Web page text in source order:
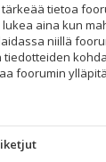
tietoa
aina kun
niillä
foorumin